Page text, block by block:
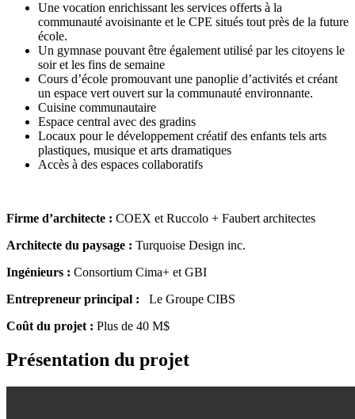
Une vocation enrichissant les services offerts à la
communauté avoisinante et le CPE situés tout près de la future
école.
Un gymnase pouvant être également utilisé par les citoyens le
soir et les fins de semaine
Cours d’école promouvant une panoplie d’activités et créant
un espace vert ouvert sur la communauté environnante.
Cuisine communautaire
Espace central avec des gradins
Locaux pour le développement créatif des enfants tels arts
plastiques, musique et arts dramatiques
Accès à des espaces collaboratifs
Firme d’architecte : COEX et Ruccolo + Faubert architectes
Architecte du paysage : Turquoise Design inc.
Ingénieurs : Consortium Cima+ et GBI
Entrepreneur principal : Le Groupe CIBS
Coût du projet : Plus de 40 M$
Présentation du projet